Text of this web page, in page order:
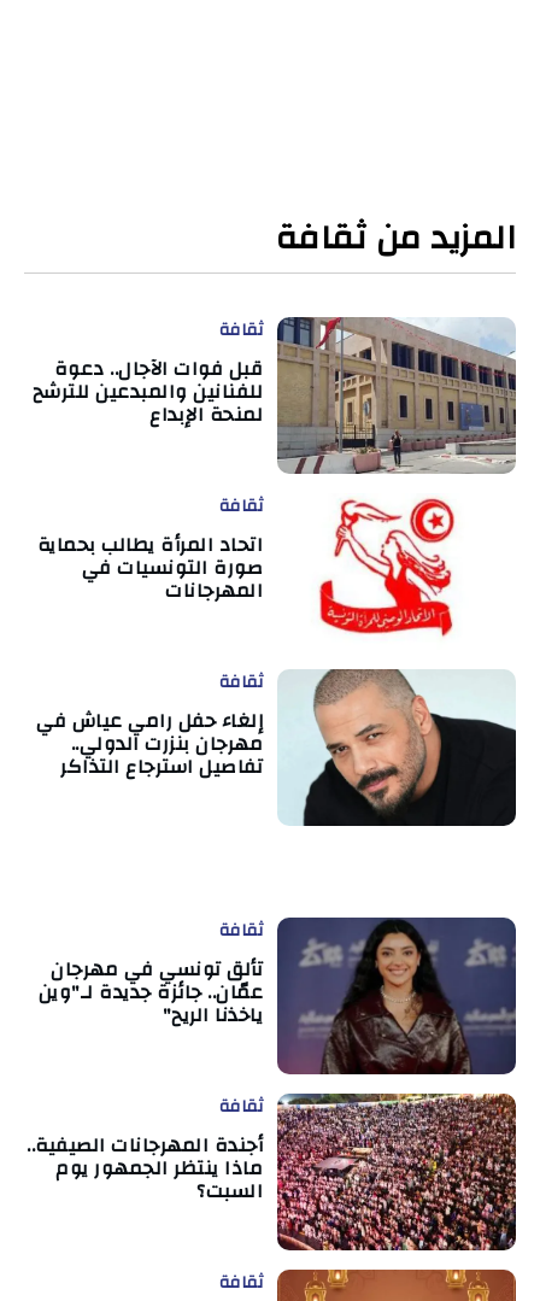
المزيد من ثقافة
ثقافة
قبل فوات الآجال.. دعوة
للفنانين والمبدعين للترشح
لمنحة الإبداع
ثقافة
اتحاد المرأة يطالب بحماية
صورة التونسيات في
المهرجانات
ثقافة
إلغاء حفل رامي عياش في
مهرجان بنزرت الدولي..
تفاصيل استرجاع التذاكر
ثقافة
تألق تونسي في مهرجان
عمّان.. جائزة جديدة لـ"وين
ياخذنا الريح"
ثقافة
أجندة المهرجانات الصيفية..
ماذا ينتظر الجمهور يوم
السبت؟
ثقافة